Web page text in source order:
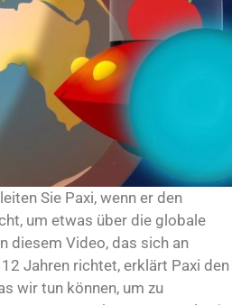
Sie Paxi, wenn er den
um etwas über die globale
diesem Video, das sich an
Jahren richtet, erklärt Paxi den
wir tun können, um zu